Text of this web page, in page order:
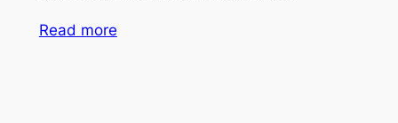
Read more